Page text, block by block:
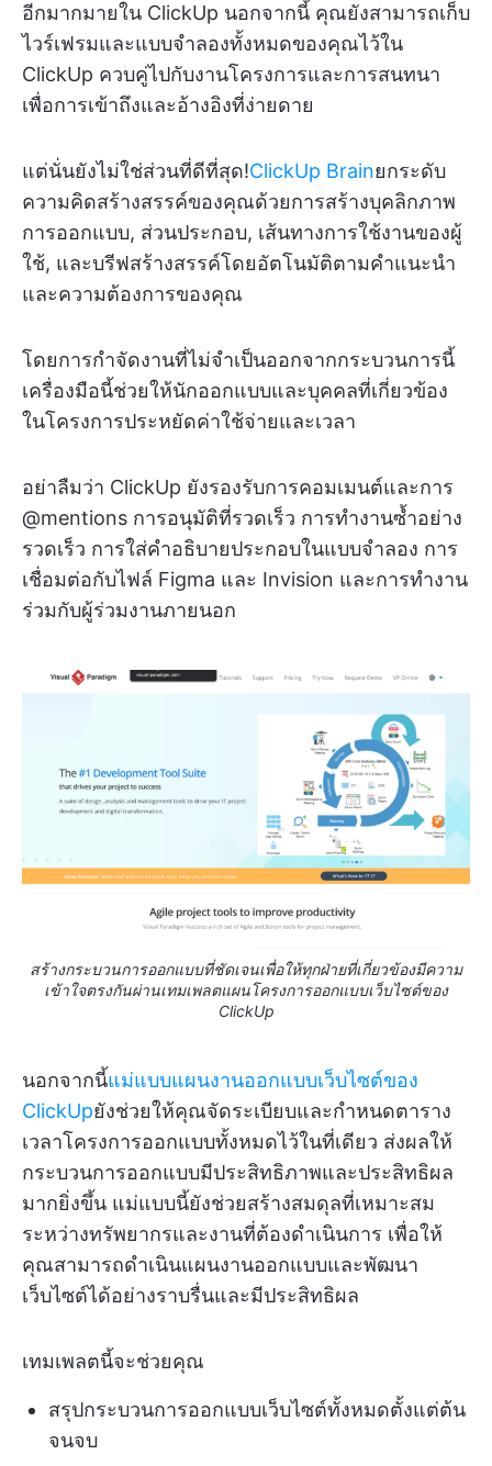
อีกมากมายใน ClickUp นอกจากนี้ คุณยังสามารถเก็บ
ไวร์เฟรมและแบบจำลองทั้งหมดของคุณไว้ใน
ClickUp ควบคู่ไปกับงานโครงการและการสนทนา
เพื่อการเข้าถึงและอ้างอิงที่ง่ายดาย
แต่นั่นยังไม่ใช่ส่วนที่ดีที่สุด!ClickUp Brainยกระดับ
ความคิดสร้างสรรค์ของคุณด้วยการสร้างบุคลิกภาพ
การออกแบบ, ส่วนประกอบ, เส้นทางการใช้งานของผู้
ใช้, และบรีฟสร้างสรรค์โดยอัตโนมัติตามคำแนะนำ
และความต้องการของคุณ
โดยการกำจัดงานที่ไม่จำเป็นออกจากกระบวนการนี้
เครื่องมือนี้ช่วยให้นักออกแบบและบุคคลที่เกี่ยวข้อง
ในโครงการประหยัดค่าใช้จ่ายและเวลา
อย่าลืมว่า ClickUp ยังรองรับการคอมเมนต์และการ
@mentions การอนุมัติที่รวดเร็ว การทำงานซ้ำอย่าง
รวดเร็ว การใส่คำอธิบายประกอบในแบบจำลอง การ
เชื่อมต่อกับไฟล์ Figma และ Invision และการทำงาน
ร่วมกับผู้ร่วมงานภายนอก
สร้างกระบวนการออกแบบที่ชัดเจนเพื่อให้ทุกฝ่ายที่เกี่ยวข้องมีความ
เข้าใจตรงกันผ่านเทมเพลตแผนโครงการออกแบบเว็บไซต์ของ
ClickUp
นอกจากนี้แม่แบบแผนงานออกแบบเว็บไซต์ของ
ClickUpยังช่วยให้คุณจัดระเบียบและกำหนดตาราง
เวลาโครงการออกแบบทั้งหมดไว้ในที่เดียว ส่งผลให้
กระบวนการออกแบบมีประสิทธิภาพและประสิทธิผล
มากยิ่งขึ้น แม่แบบนี้ยังช่วยสร้างสมดุลที่เหมาะสม
ระหว่างทรัพยากรและงานที่ต้องดำเนินการ เพื่อให้
คุณสามารถดำเนินแผนงานออกแบบและพัฒนา
เว็บไซต์ได้อย่างราบรื่นและมีประสิทธิผล
เทมเพลตนี้จะช่วยคุณ
สรุปกระบวนการออกแบบเว็บไซต์ทั้งหมดตั้งแต่ต้น
จนจบ